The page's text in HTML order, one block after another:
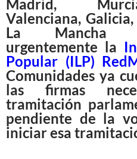
Madrid,
Valenciana,
La Mancha
urgentemente la
Popular (ILP)
Comunidades ya
las firmas
tramitación
pendiente de la
iniciar esa